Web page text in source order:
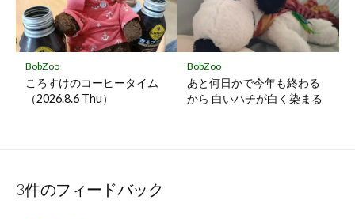
BobZoo
ころすけのコーヒータイム
（2026.8.6 Thu）
BobZoo
あと何日かで今年も終わる
から 白いハチが白く染まる
3件のフィードバック